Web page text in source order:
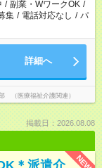
/ 副業・WワークOK /
集 / 電話対応なし / パ
詳細へ
（医療福祉介護関連）
掲載日：2026.08.08
NEW
＊派遣介